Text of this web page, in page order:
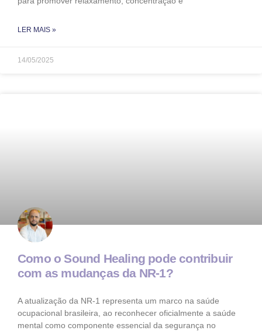
LER MAIS »
14/05/2025
Como o Sound Healing pode contribuir
com as mudanças da NR-1?
A atualização da NR-1 representa um marco na saúde
ocupacional brasileira, ao reconhecer oficialmente a saúde
mental como componente essencial da segurança no